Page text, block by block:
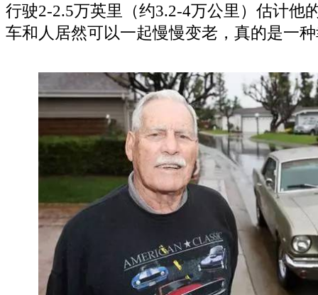
行驶2-2.5万英里（约3.2-4万公里）估计他
车和人居然可以一起慢慢变老，真的是一